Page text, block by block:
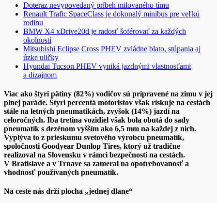
Doteraz nevypovedaný príbeh milovaného tímu
Renault Trafic SpaceClass je dokonalý minibus pre veľkú
rodinu
BMW X4 xDrive20d je radosť šoférovať za každých
okolností
Mitsubishi Eclipse Cross PHEV zvládne blato, stúpania aj
úzke uličky
Hyundai Tucson PHEV vyniká jazdnými vlastnosťami
a dizajnom
Viac ako štyri pätiny (82%) vodičov sú pripravené na zimu v jej
plnej paráde. Štyri percentá motoristov však riskuje na cestách
stále na letných pneumatikách, zvyšok (14%) jazdí na
celoročných. Iba tretina vozidiel však bola obutá do sady
pneumatík s dezénom vyšším ako 6,5 mm na každej z nich.
Vyplýva to z prieskumu svetového výrobcu pneumatík,
spoločnosti Goodyear Dunlop Tires, ktorý už tradične
realizoval na Slovensku v rámci bezpečnosti na cestách.
V Bratislave a v Trnave sa zameral na opotrebovanosť a
vhodnosť používaných pneumatík.
Na ceste nás drží plocha „jednej dlane“